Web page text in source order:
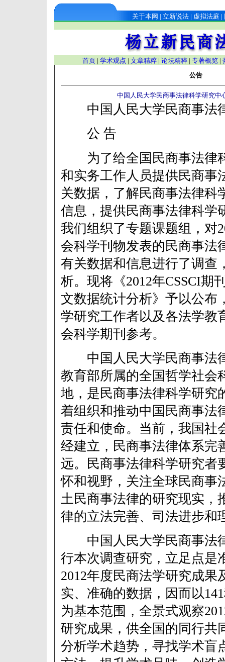
关于本网 | 立新说法 | 虚拟法庭 |
首页 | 学术观点 | 文章精粹| 论坛精粹| 专著概览|
公告
中国人民大学民商事法律科学研究
中国人民大学民商事法
公 告
为了给全国民商事法律
和实务工作人员提供民商事
关数据，了解民商事法律科
信息，提供民商事法律科学
我们组织了专题课题组，对
会科学刊物发表的民商事法
有关数据和信息进行了调查
析。现将《2012年CSSCI期
文数据统计分析》予以公布
学研究工作者以及各法学教
会科学期刊参考。
中国人民大学民商事法
教育部所属的全国哲学社会
地，是民商事法律科学研究
着组织和推动中国民商事法
责任和使命。当前，我国社
经建立，民商事法律体系完
远。民商事法律科学研究者
怀和视野，关注全球民商事
土民商事法律的研究现实，
律的立法完善、司法进步和
中国人民大学民商事法
行本次调查研究，立足点是
2012年度民商法学研究成果
实、准确的数据，因而以
为基本范围，全景式观察
研究成果，供全国的同行共
分析学术趋势，寻找学术盲